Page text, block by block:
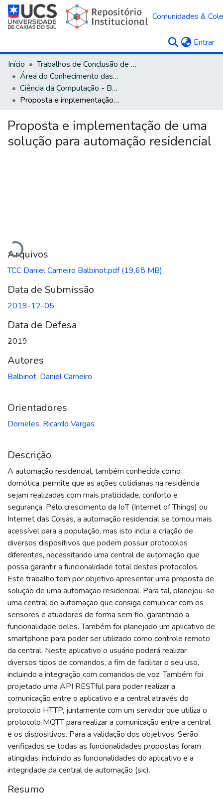
Comunidades &
Entrar
Início
Trabalhos de Conclusão de Curso
Área do Conhecimento das Ciências Exatas e da Terra
Ciência da Computação - Bacharelado
Proposta e implementação de uma solução para automação residencial
Proposta e implementação de uma
solução para automação residencial
Carregando...
Arquivos
TCC Daniel Carneiro Balbinot.pdf(19.68 MB)
Data de Submissão
2019-12-05
Data de Defesa
2019
Autores
Balbinot, Daniel Carneiro
Orientadores
Dorneles, Ricardo Vargas
Descrição
A automação residencial, também conhecida como
domótica, permite que as ações cotidianas na residência
sejam realizadas com mais praticidade, conforto e
segurança. Pelo crescimento da IoT (Internet of Things) ou
Internet das Coisas, a automação residencial se tornou mais
acessível para a população, mas isto inclui a criação de
diversos dispositivos que podem possuir protocolos
diferentes, necessitando uma central de automação que
possa garantir a funcionalidade total destes protocolos.
Este trabalho tem por objetivo apresentar uma proposta de
solução de uma automação residencial. Para tal, planejou-se
uma central de automação que consiga comunicar com os
sensores e atuadores de forma sem fio, garantindo a
funcionalidade deles. Também foi planejado um aplicativo de
smartphone para poder ser utilizado como controle remoto
da central. Neste aplicativo o usuário poderá realizar
diversos tipos de comandos, a fim de facilitar o seu uso,
incluindo a integração com comandos de voz. Também foi
projetado uma API RESTful para poder realizar a
comunicação entre o aplicativo e a central através do
protocolo HTTP, juntamente com um servidor que utiliza o
protocolo MQTT para realizar a comunicação entre a central
e os dispositivos. Para a validação dos objetivos. Serão
verificados se todas as funcionalidades propostas foram
atingidas, incluindo as funcionalidades do aplicativo e a
integridade da central de automação (sic).
Resumo